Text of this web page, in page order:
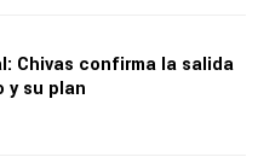
Chivas confirma la salida
y su plan